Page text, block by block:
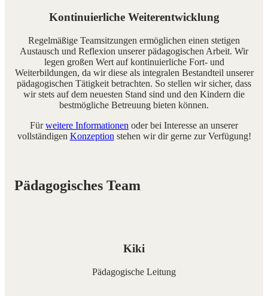
Kontinuierliche Weiterentwicklung
Regelmäßige Teamsitzungen ermöglichen einen stetigen
Austausch und Reflexion unserer pädagogischen Arbeit. Wir
legen großen Wert auf kontinuierliche Fort- und
Weiterbildungen, da wir diese als integralen Bestandteil unserer
pädagogischen Tätigkeit betrachten. So stellen wir sicher, dass
wir stets auf dem neuesten Stand sind und den Kindern die
bestmögliche Betreuung bieten können.
Fürweitere Informationen oder bei Interesse an unserer
vollständigen Konzeption stehen wir dir gerne zur Verfügung!
Pädagogisches Team
Kiki
Pädagogische Leitung